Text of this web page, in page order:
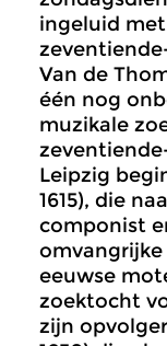
ingeluid
Van de
één nog
muzikale
Leipzig
1615), die
componist
eeuwse
zoektocht
zijn